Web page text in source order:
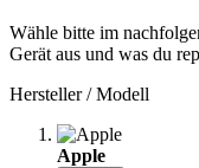
Wähle bitte im
Gerät aus und was du
Hersteller / Modell
Apple